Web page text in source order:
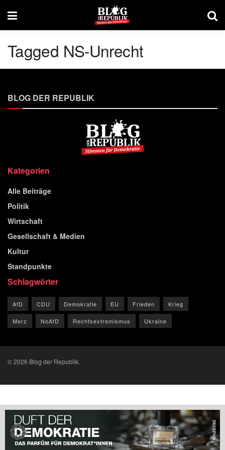
Tagged NS-Unrecht
BLOG DER REPUBLIK
Kategorien
Alle Beiträge
Politik
Wirtschaft
Gesellschaft & Medien
Kultur
Standpunkte
Schlagwörter
AfD CDU Demokratie EU Frieden Krieg
Merz NoAfD Rechtsextremismus Ukraine
© 2026 Blog der Republik.